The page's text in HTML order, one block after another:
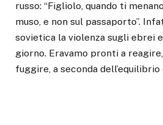
russo: “Figliolo, quando ti
muso, e non sul passaporto”.
sovietica la violenza sugli ebrei
giorno. Eravamo pronti a
fuggire, a seconda